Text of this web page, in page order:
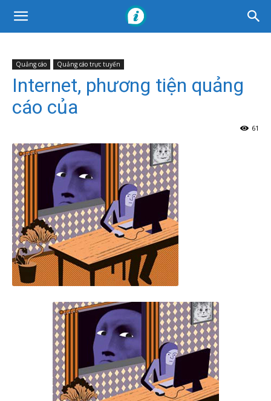
Quảng cáo Quảng cáo trực tuyến
Internet, phương tiện quảng
cáo của
61